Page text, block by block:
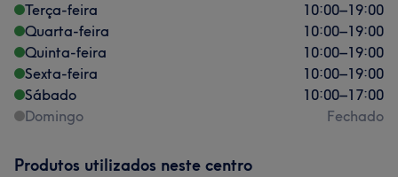
Terça-feira
10:00–19:00
Quarta-feira
10:00–19:00
Quinta-feira
10:00–19:00
Sexta-feira
10:00–19:00
Sábado
10:00–17:00
Domingo
Fechado
Produtos utilizados neste centro